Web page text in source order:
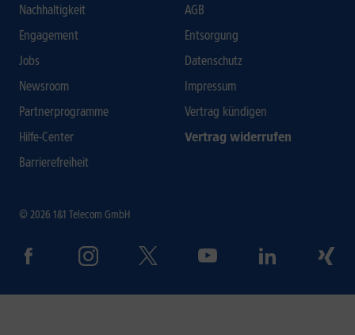
Nachhaltigkeit
Engagement
Jobs
Newsroom
Partnerprogramme
Hilfe-Center
Barrierefreiheit
AGB
Entsorgung
Datenschutz
Impressum
Vertrag kündigen
Vertrag widerrufen
© 2026 1&1 Telecom GmbH